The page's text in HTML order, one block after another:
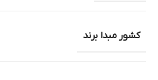
کشور مبدا برند